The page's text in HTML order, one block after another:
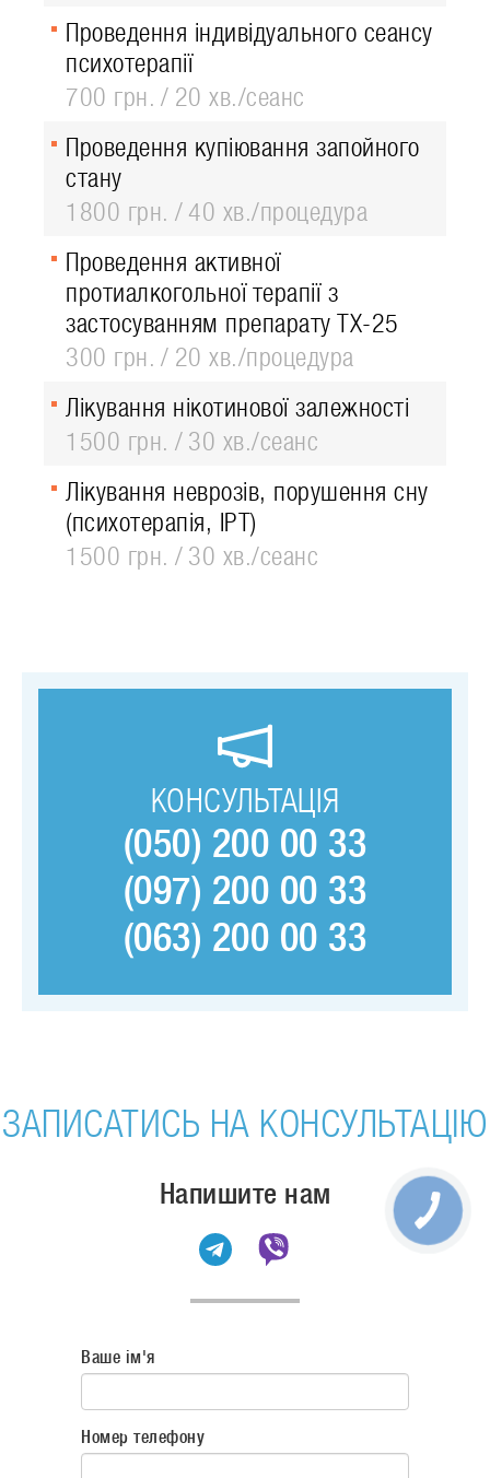
Проведення індивідуального сеансу
психотерапії
700 грн.
20 хв./сеанс
Проведення купіювання запойного
стану
1800 грн.
40 хв./процедура
Проведення активної
протиалкогольної терапії з
застосуванням препарату ТХ-25
300 грн.
20 хв./процедура
Лікування нікотинової залежності
1500 грн.
30 хв./сеанс
Лікування неврозів, порушення сну
(психотерапія, ІРТ)
1500 грн.
30 хв./сеанс
КОНСУЛЬТАЦІЯ
(050) 200 00 33
(097) 200 00 33
(063) 200 00 33
ЗАПИСАТИСЬ НА КОНСУЛЬТАЦІЮ
Напишите нам
Ваше ім'я
Номер телефону